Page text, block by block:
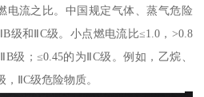
电流之比。中国规定气体、蒸气危险
级和ⅡC级。小点燃电流比≤1.0，>0.8
级；≤0.45的为ⅡC级。例如，乙烷、
ⅡC级危险物质。